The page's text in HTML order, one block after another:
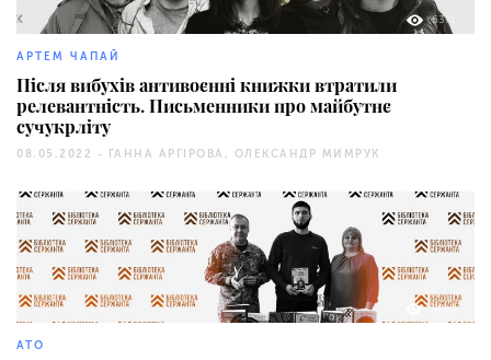
6371
АРТЕМ ЧАПАЙ
Після вибухів антивоєнні книжки втратили
релевантність. Письменники про майбутнє
сучукрліту
08.05.2022 - ГАННА АРГІРОВА, ОЛЕКСАНДР МИМРУК
6780
АТО